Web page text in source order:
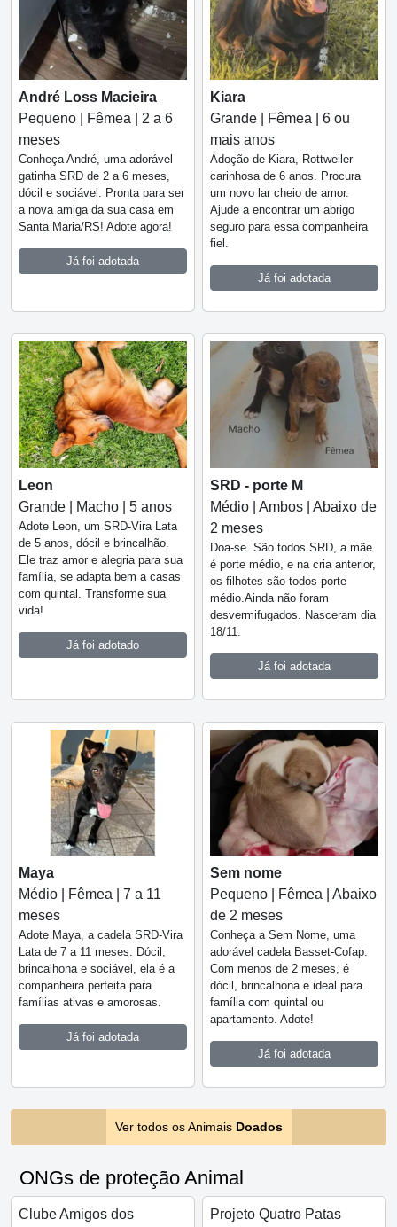
André Loss Macieira
Pequeno | Fêmea | 2 a 6
meses
Conheça André, uma adorável
gatinha SRD de 2 a 6 meses,
dócil e sociável. Pronta para ser
a nova amiga da sua casa em
Santa Maria/RS! Adote agora!
Já foi adotada
Kiara
Grande | Fêmea | 6 ou
mais anos
Adoção de Kiara, Rottweiler
carinhosa de 6 anos. Procura
um novo lar cheio de amor.
Ajude a encontrar um abrigo
seguro para essa companheira
fiel.
Já foi adotada
Leon
Grande | Macho | 5 anos
Adote Leon, um SRD-Vira Lata
de 5 anos, dócil e brincalhão.
Ele traz amor e alegria para sua
família, se adapta bem a casas
com quintal. Transforme sua
vida!
Já foi adotado
SRD - porte M
Médio | Ambos | Abaixo de
2 meses
Doa-se. São todos SRD, a mãe
é porte médio, e na cria anterior,
os filhotes são todos porte
médio.Ainda não foram
desvermifugados. Nasceram dia
18/11.
Já foi adotada
Maya
Médio | Fêmea | 7 a 11
meses
Adote Maya, a cadela SRD-Vira
Lata de 7 a 11 meses. Dócil,
brincalhona e sociável, ela é a
companheira perfeita para
famílias ativas e amorosas.
Já foi adotada
Sem nome
Pequeno | Fêmea | Abaixo
de 2 meses
Conheça a Sem Nome, uma
adorável cadela Basset-Cofap.
Com menos de 2 meses, é
dócil, brincalhona e ideal para
família com quintal ou
apartamento. Adote!
Já foi adotada
Ver todos os Animais Doados
ONGs de proteção Animal
Clube Amigos dos
Projeto Quatro Patas